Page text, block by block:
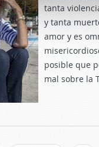
tanta
y tanta
amor y es
posible que
mal sobre la